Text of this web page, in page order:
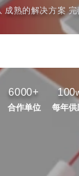
成熟的解决方案
6000+
合作单位
100
每年供